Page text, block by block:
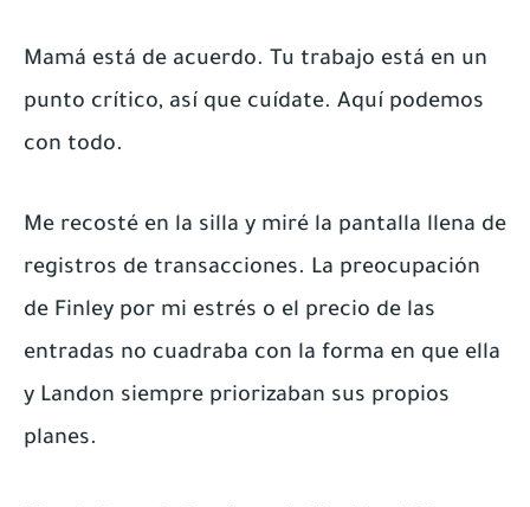
Mamá está de acuerdo. Tu trabajo está en un
punto crítico, así que cuídate. Aquí podemos
con todo.
Me recosté en la silla y miré la pantalla llena de
registros de transacciones. La preocupación
de Finley por mi estrés o el precio de las
entradas no cuadraba con la forma en que ella
y Landon siempre priorizaban sus propios
planes.